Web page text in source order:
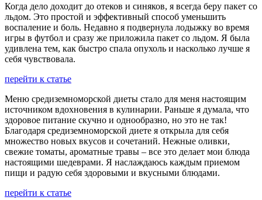
Когда дело доходит до отеков и синяков, я всегда беру пакет со
льдом. Это простой и эффективный способ уменьшить
воспаление и боль. Недавно я подвернула лодыжку во время
игры в футбол и сразу же приложила пакет со льдом. Я была
удивлена тем, как быстро спала опухоль и насколько лучше я
себя чувствовала.
перейти к статье
Меню средиземноморской диеты стало для меня настоящим
источником вдохновения в кулинарии. Раньше я думала, что
здоровое питание скучно и однообразно, но это не так!
Благодаря средиземноморской диете я открыла для себя
множество новых вкусов и сочетаний. Нежные оливки,
свежие томаты, ароматные травы – все это делает мои блюда
настоящими шедеврами. Я наслаждаюсь каждым приемом
пищи и радую себя здоровыми и вкусными блюдами.
перейти к статье